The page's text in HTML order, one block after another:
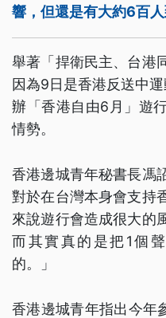
響，但還是有大約6百人
舉著「捍衛民主、台港
因為9日是香港反送中
辦「香港自由6月」遊
情勢。
香港邊城青年秘書長馮
對於在台灣本身會支持
來說遊行會造成很大的
而其實真的是把1個
的。」
香港邊城青年指出今年